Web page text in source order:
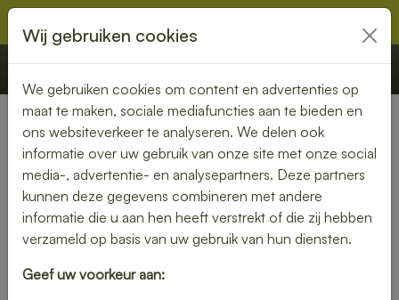
€ 0,00 Offerte Bestellen
Nederland»Noord-Holland» Velsen-Noord
Lunch laten bezorgen in
Velsen-Noord – vers, snel en
smaakvol
Wij gebruiken cookies
We gebruiken cookies om content en advertenties op
maat te maken, sociale mediafuncties aan te bieden en
ons websiteverkeer te analyseren. We delen ook
informatie over uw gebruik van onze site met onze social
media-, advertentie- en analysepartners. Deze partners
kunnen deze gegevens combineren met andere
informatie die u aan hen heeft verstrekt of die zij hebben
verzameld op basis van uw gebruik van hun diensten.
Geef uw voorkeur aan: